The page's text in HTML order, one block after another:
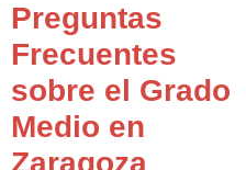
Preguntas
Frecuentes
sobre el Grado
Medio en
Zaragoza